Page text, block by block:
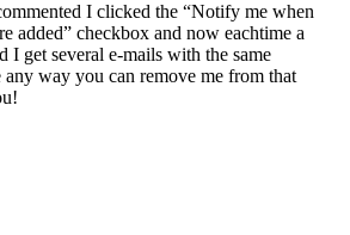
I clicked the “Notify me when
added” checkbox and now eachtime a
I get several e-mails with the same
any way you can remove me from that